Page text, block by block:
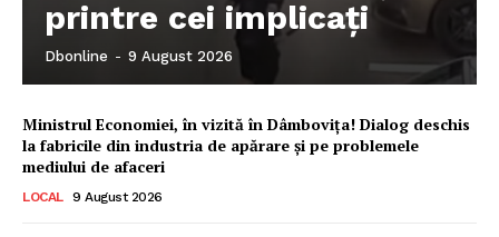
printre cei implicați
Dbonline - 9 August 2026
Ministrul Economiei, în vizită în Dâmbovița! Dialog deschis
la fabricile din industria de apărare și pe problemele
mediului de afaceri
LOCAL 9 August 2026